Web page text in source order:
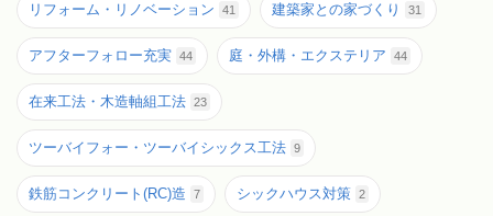
リフォーム・リノベーション 41 建築家との家づくり 31
アフターフォロー充実 44 庭・外構・エクステリア 44
在来工法・木造軸組工法 23
ツーバイフォー・ツーバイシックス工法 9
鉄筋コンクリート(RC)造 7 シックハウス対策 2